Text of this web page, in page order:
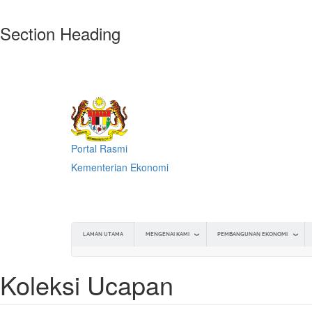
to
Section Heading
Portal Rasmi
Kementerian Ekonomi
LAMAN UTAMA MENGENAI KAMI PEMBANGUNAN EKONOMI
Koleksi Ucapan